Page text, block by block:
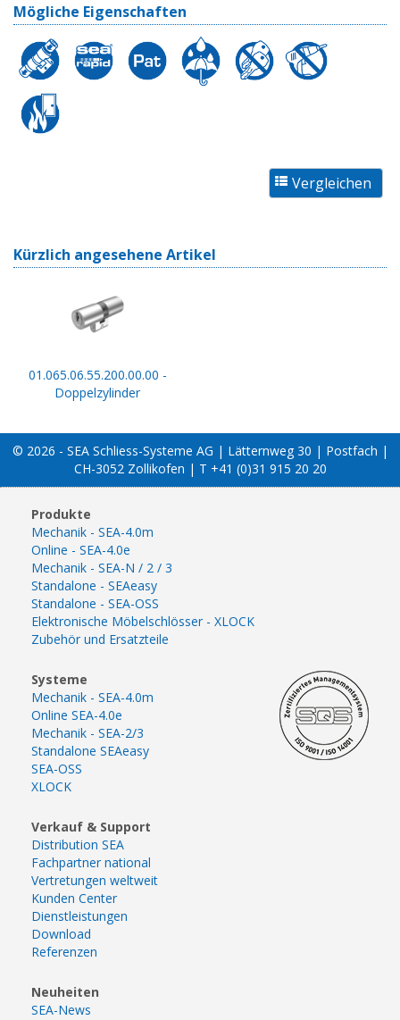
Mögliche Eigenschaften
Kürzlich angesehene Artikel
01.065.06.55.200.00.00 -
Doppelzylinder
© 2026 - SEA Schliess-Systeme AG | Lätternweg 30 | Postfach |
CH-3052 Zollikofen | T +41 (0)31 915 20 20
Produkte
Mechanik - SEA-4.0m
Online - SEA-4.0e
Mechanik - SEA-N / 2 / 3
Standalone - SEAeasy
Standalone - SEA-OSS
Elektronische Möbelschlösser - XLOCK
Zubehör und Ersatzteile
Systeme
Mechanik - SEA-4.0m
Online SEA-4.0e
Mechanik - SEA-2/3
Standalone SEAeasy
SEA-OSS
XLOCK
Verkauf & Support
Distribution SEA
Fachpartner national
Vertretungen weltweit
Kunden Center
Dienstleistungen
Download
Referenzen
Neuheiten
SEA-News